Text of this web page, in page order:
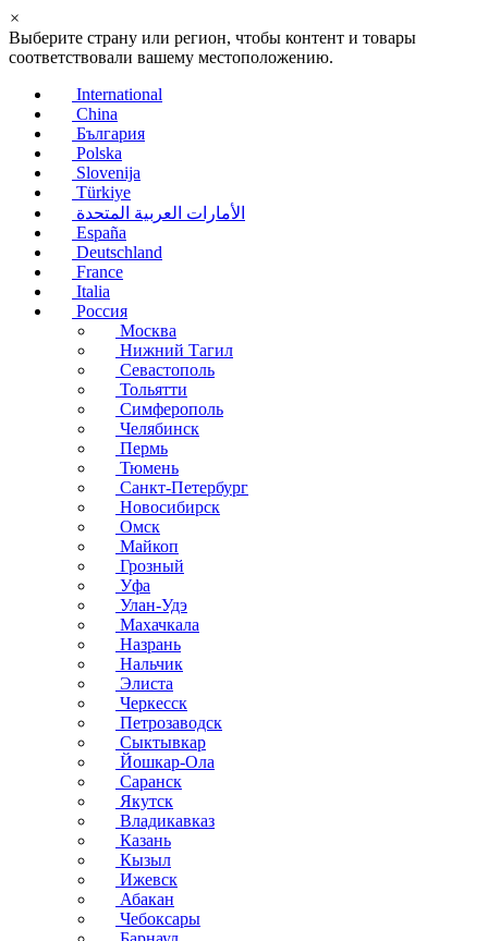
×
Выберите страну или регион, чтобы контент и товары
соответствовали вашему местоположению.
International
China
България
Polska
Slovenija
Türkiye
الأمارات العربية المتحدة
España
Deutschland
France
Italia
Россия
Москва
Нижний Тагил
Севастополь
Тольятти
Симферополь
Челябинск
Пермь
Тюмень
Санкт-Петербург
Новосибирск
Омск
Майкоп
Грозный
Уфа
Улан-Удэ
Махачкала
Назрань
Нальчик
Элиста
Черкесск
Петрозаводск
Сыктывкар
Йошкар-Ола
Саранск
Якутск
Владикавказ
Казань
Кызыл
Ижевск
Абакан
Чебоксары